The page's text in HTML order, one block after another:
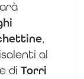
,
al
di Torri